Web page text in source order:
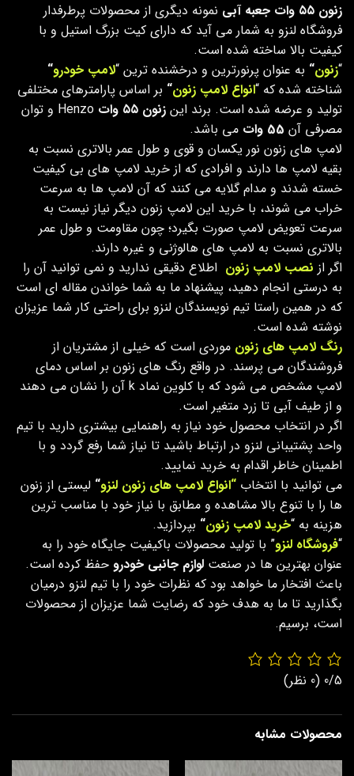
زنون ۵۵ وات جعبه آبی
نمونه دیگری از محصولات پرطرفدار
فروشگاه لنزو به شمار می آید که دارای کیت بزرگ استیل و با
کیفیت بالا ساخته شده است.
“زنون“ به عنوان پرنورترین و درخشنده ترین “لامپ خودرو“
شناخته شده که “انواع لامپ زنون“ بر اساس پارامترهای مختلفی
تولید و عرضه شده است. برند این زنون ۵۵ وات
Henzo و توان
مصرفی آن
می باشد.
لامپ های زنون نور یکسان و قوی و طول عمر بالاتری نسبت به
بقیه لامپ ها دارند و افرادی که از خرید لامپ های بی کیفیت
خسته شدند و مدام گلایه می کنند که آن لامپ ها به سرعت
خراب می شوند، با خرید این لامپ زنون دیگر نیاز نیست به
سرعت تعویض لامپ صورت بگیرد؛ چون مقاومت و طول عمر
بالاتری نسبت به لامپ های هالوژنی و غیره دارند.
اگر از نصب لامپ زنون اطلاع دقیقی ندارید و نمی توانید آن را
به درستی انجام دهید، پیشنهاد ما به شما خواندن مقاله ای است
که در همین راستا تیم نویسندگان لنزو برای راحتی کار شما عزیزان
نوشته شده است.
رنگ لامپ های زنون موردی است که خیلی از مشتریان از
فروشندگان می پرسند. در واقع رنگ های زنون بر اساس دمای
لامپ مشخص می شود که با کلوین نماد k آن را نشان می دهند
و از طیف آبی تا زرد متغیر است.
اگر در انتخاب محصول خود نیاز به راهنمایی بیشتری دارید با تیم
واحد پشتیبانی لنزو در ارتباط باشید تا نیاز شما رفع گردد و با
اطمینان خاطر اقدام به خرید نمایید.
می توانید با انتخاب “انواع لامپ های زنون لنزو“ لیستی از زنون
ها را با تنوع بالا مشاهده و مطابق با نیاز خود با مناسب ترین
هزینه به “خرید لامپ زنون“ بپردازید.
“فروشگاه لنزو” با تولید محصولات باکیفیت جایگاه خود را به
عنوان بهترین ها در صنعت لوازم جانبی خودرو حفظ کرده است.
باعث افتخار ما خواهد بود که نظرات خود را با تیم لنزو درمیان
بگذارید تا ما به هدف خود که رضایت شما عزیزان از محصولات
است، برسیم.
0/5 (0 نظر)
محصولات مشابه